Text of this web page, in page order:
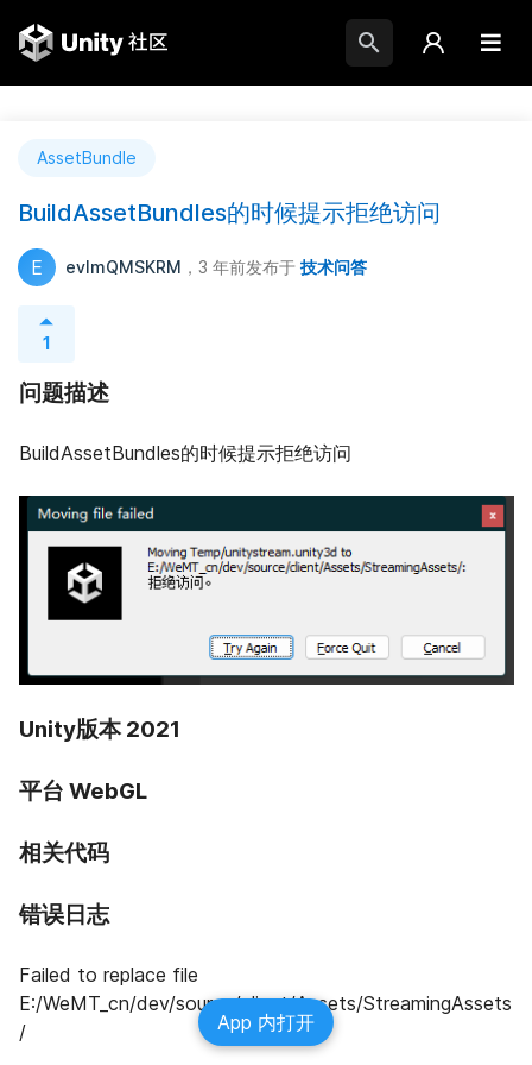
AssetBundle
BuildAssetBundles的时候提示拒绝访问
E evImQMSKRM ，3 年前发布于 技术问答
1
问题描述
BuildAssetBundles的时候提示拒绝访问
Unity版本 2021
平台 WebGL
相关代码
错误日志
Failed to replace file
E:/WeMT_cn/dev/source/client/Assets/StreamingAssets
/
App 内打开